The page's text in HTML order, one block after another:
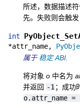
所述，数据描述
先。失败则会触发
int
*attr_name,
属于 稳定 ABI
将对象 o 中名为
并返回 -1 ；成功
o.attr_name =